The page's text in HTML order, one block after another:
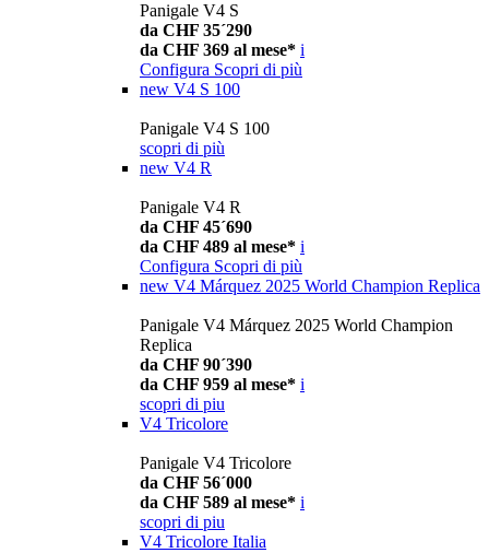
Panigale V4 S
da CHF 35´290
da CHF 369 al mese* i
Configura Scopri di più
new V4 S 100
Panigale V4 S 100
scopri di più
new V4 R
Panigale V4 R
da CHF 45´690
da CHF 489 al mese* i
Configura Scopri di più
new V4 Márquez 2025 World Champion Replica
Panigale V4 Márquez 2025 World Champion
Replica
da CHF 90´390
da CHF 959 al mese* i
scopri di piu
V4 Tricolore
Panigale V4 Tricolore
da CHF 56´000
da CHF 589 al mese* i
scopri di piu
V4 Tricolore Italia